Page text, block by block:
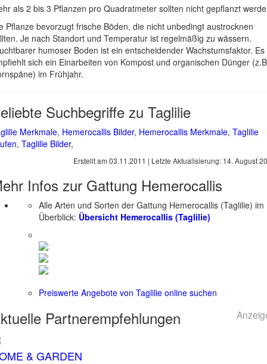
als 2 bis 3 Pflanzen pro Quadratmeter sollten nicht gepflanzt
Pflanze bevorzugt frische Böden, die nicht unbedingt austrocknen
Je nach Standort und Temperatur ist regelmäßig zu wässern.
humoser Boden ist ein entscheidender Wachstumsfaktor. Es
sich ein Einarbeiten von Kompost und organischen Dünger
im Frühjahr.
Suchbegriffe zu Taglilie
Merkmale, Hemerocallis Bilder, Hemerocallis Merkmale, Taglilie
, Taglilie Bilder,
Erstellt am 03.11.2011 | Letzte Aktualisierung: 14. August
Infos zur Gattung Hemerocallis
Alle Arten und Sorten der Gattung Hemerocallis (Taglilie) im
Überblick: Übersicht Hemerocallis (Taglilie)
Preiswerte Angebote von Taglilie online suchen
Partnerempfehlungen
& GARDEN